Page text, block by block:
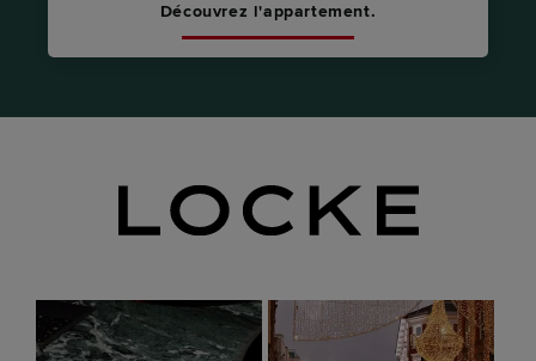
Découvrez l'appartement.